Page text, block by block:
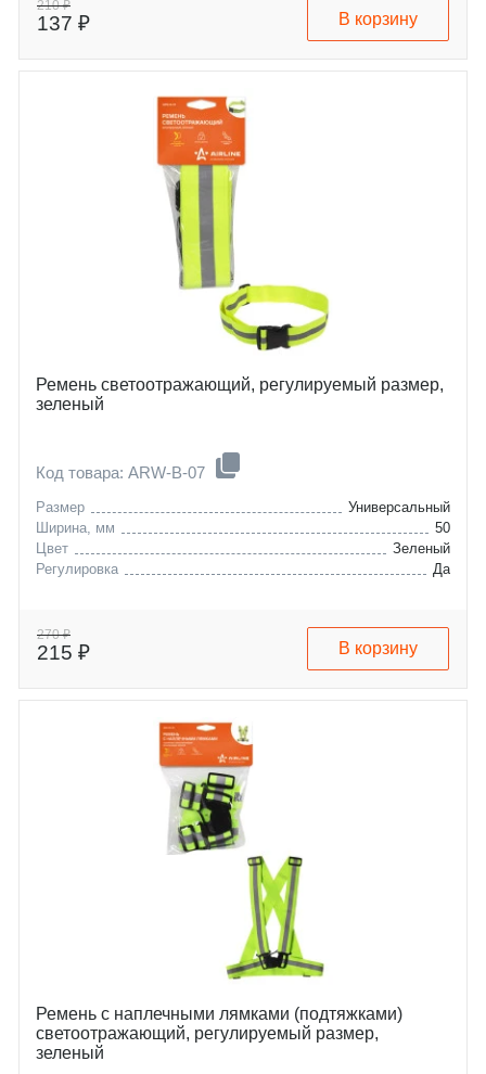
210 ₽
137 ₽ В корзину
Ремень светоотражающий, регулируемый размер,
зеленый
Код товара: ARW-B-07
Размер
Универсальный
Ширина, мм
50
Цвет
Зеленый
Регулировка
Да
270 ₽
215 ₽ В корзину
Ремень с наплечными лямками (подтяжками)
светоотражающий, регулируемый размер,
зеленый